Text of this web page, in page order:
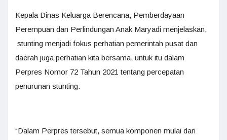
Kepala Dinas Keluarga Berencana, Pemberdayaan
Perempuan dan Perlindungan Anak Maryadi menjelaskan,
stunting menjadi fokus perhatian pemerintah pusat dan
daerah juga perhatian kita bersama, untuk itu dalam
Perpres Nomor 72 Tahun 2021 tentang percepatan
penurunan stunting.
“Dalam Perpres tersebut, semua komponen mulai dari